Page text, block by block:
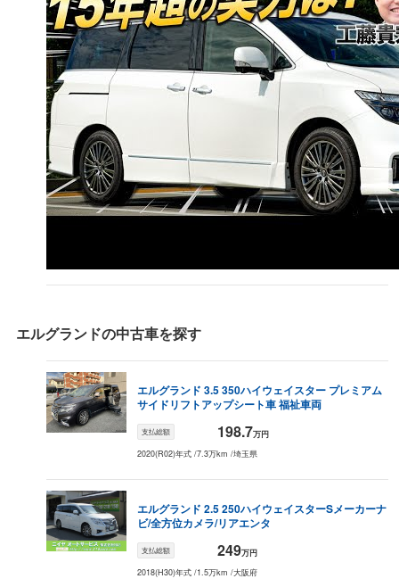
2001年式
34.1万円） 27.3万円 17.5万円 11.2万円 7.2万円 4.6
2000年式
34.1万円） 27.3万円 17.5万円 11.2万円 7.2万円 4.6
1999 年式
34.1 万円 17.5 11.2 万円 4.6
1998 年式
34.1 万円） 万円 7.2万円
1997年式
16.6万円） 13.3 万円 5.4 万円 3.5万円 2.2
エルグランドの中古車を探す
エルグランド 3.5 350ハイウェイスター プレミアム
サイドリフトアップシート車 福祉車両
支払総額 198.7万円
2020(R02)年式 /7.3万km /埼玉県
エルグランド 2.5 250ハイウェイスターSメーカーナ
ビ/全方位カメラ/リアエンタ
支払総額 249万円
2018(H30)年式 /1.5万km /大阪府